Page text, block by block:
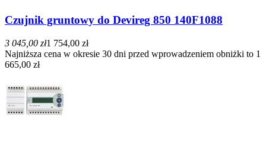
Czujnik gruntowy do Devireg 850 140F1088
3 045,00 zł1 754,00 zł
Najniższa cena w okresie 30 dni przed wprowadzeniem obniżki to 1
665,00 zł